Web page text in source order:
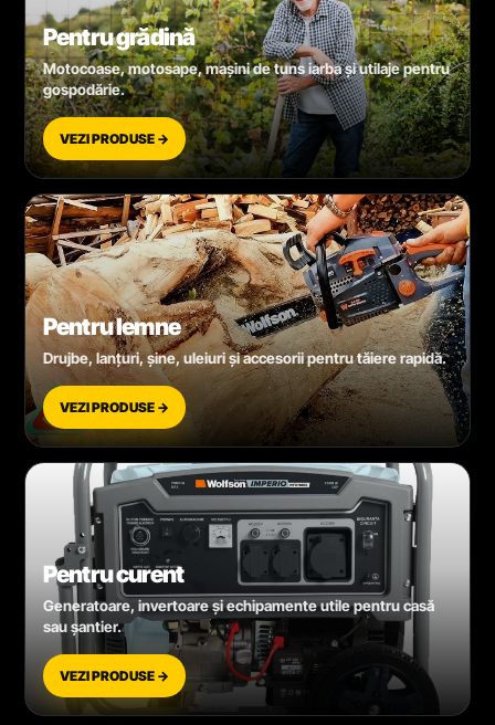
Pentru grădină
Motocoase, motosape, mașini de tuns iarba și utilaje pentru
gospodărie.
VEZI PRODUSE →
Pentru lemne
Drujbe, lanțuri, șine, uleiuri și accesorii pentru tăiere rapidă.
VEZI PRODUSE →
Pentru curent
Generatoare, invertoare și echipamente utile pentru casă
sau șantier.
VEZI PRODUSE →